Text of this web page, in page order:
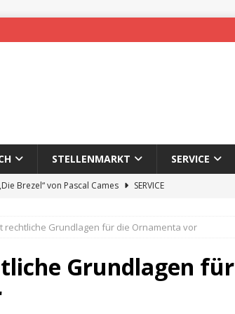
STELLENMARKT SERVICE
Brezel“ von Pascal Cames
SERVICE
des 65. Fasnetsumzugs Dillweißenstein
Der Mann hinter PF-Bits lebt nicht mehr
rechtliche Grundlagen für die Ornamenta vor
Grundlagen für